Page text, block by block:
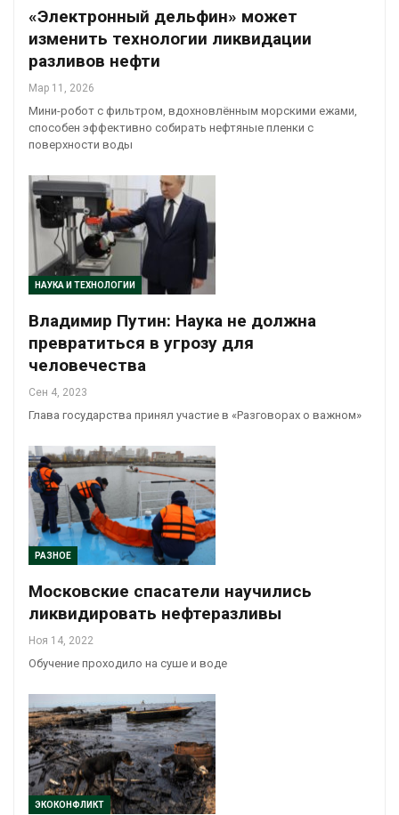
«Электронный дельфин» может
изменить технологии ликвидации
разливов нефти
Мар 11, 2026
Мини-робот с фильтром, вдохновлённым морскими ежами,
способен эффективно собирать нефтяные пленки с
поверхности воды
НАУКА И ТЕХНОЛОГИИ
Владимир Путин: Наука не должна
превратиться в угрозу для
человечества
Сен 4, 2023
Глава государства принял участие в «Разговорах о важном»
РАЗНОЕ
Московские спасатели научились
ликвидировать нефтеразливы
Ноя 14, 2022
Обучение проходило на суше и воде
ЭКОКОНФЛИКТ